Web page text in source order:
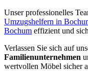
Unser professionelles
Umzugshelfern in
Bochum effizient und
Verlassen Sie sich auf
Familienunternehmen
wertvollen Möbel sicher